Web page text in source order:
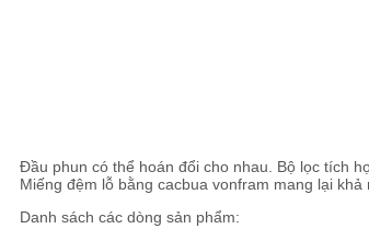
Đầu phun có thể hoán đổi cho nhau. Bộ lọc tích
Miếng đệm lỗ bằng cacbua vonfram mang lại
Danh sách các dòng sản phẩm: